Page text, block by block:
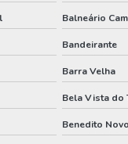
água
preço
preço por metro
profundo
valor
Balneário
Bandeirante
Barra Velha
Bela Vista do
Benedito Novo